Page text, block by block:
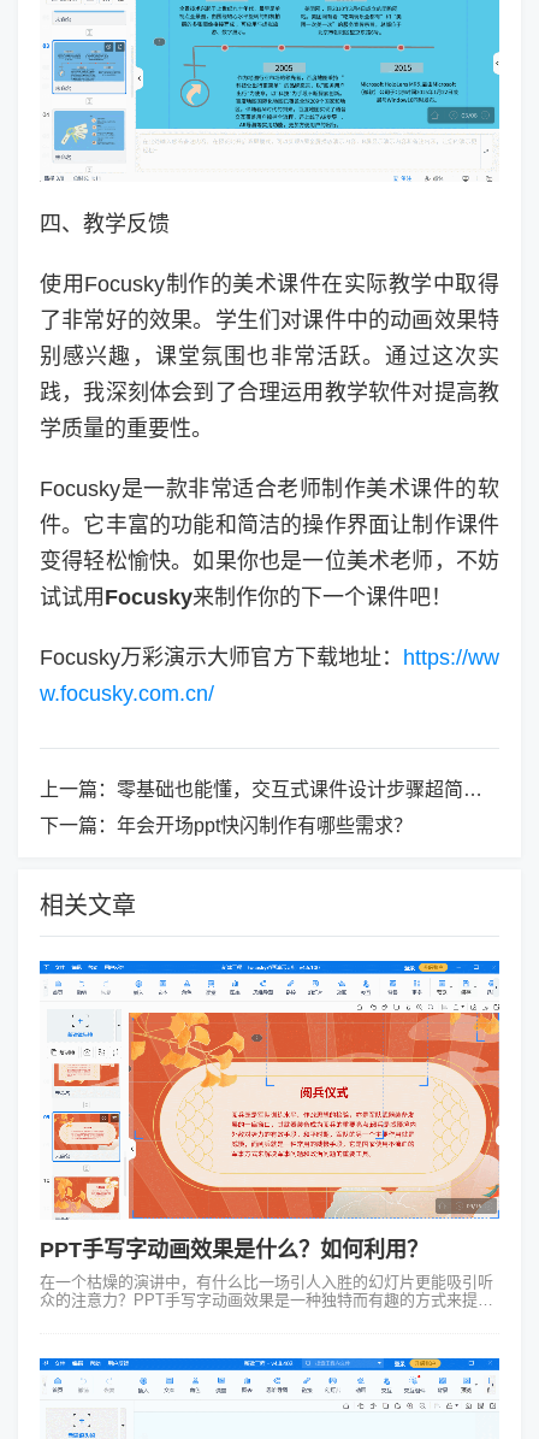
四、教学反馈
使用Focusky制作的美术课件在实际教学中取得
了非常好的效果。学生们对课件中的动画效果特
别感兴趣，课堂氛围也非常活跃。通过这次实
践，我深刻体会到了合理运用教学软件对提高教
学质量的重要性。
Focusky是一款非常适合老师制作美术课件的软
件。它丰富的功能和简洁的操作界面让制作课件
变得轻松愉快。如果你也是一位美术老师，不妨
试试用 Focusky来制作你的下一个课件吧！
Focusky万彩演示大师官方下载地址： https://ww
w.focusky.com.cn/
上一篇： 零基础也能懂，交互式课件设计步骤超简单！
下一篇： 年会开场ppt快闪制作有哪些需求？
相关文章
PPT手写字动画效果是什么？如何利用？
在一个枯燥的演讲中，有什么比一场引人入胜的幻灯片更能吸引听
众的注意力？PPT手写字动画效果是一种独特而有趣的方式来提高